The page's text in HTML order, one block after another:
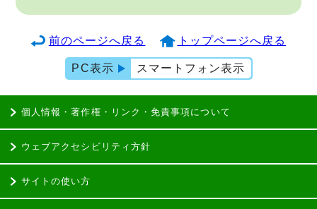
前のページへ戻る トップページへ戻る
PC表示 スマートフォン表示
個人情報・著作権・リンク・免責事項について
ウェブアクセシビリティ方針
サイトの使い方